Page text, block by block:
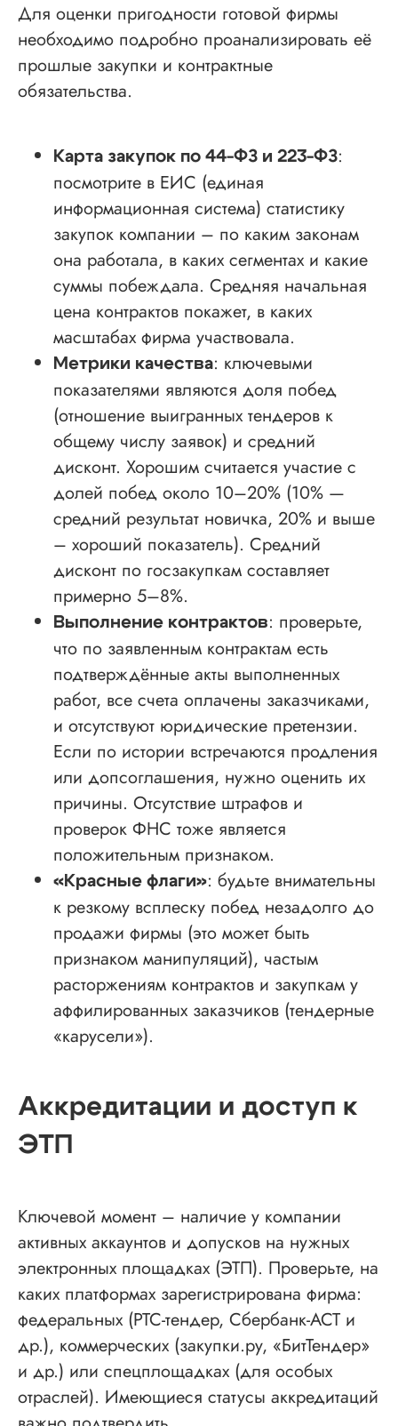
Для оценки пригодности готовой фирмы
необходимо подробно проанализировать её
прошлые закупки и контрактные
обязательства.
Карта закупок по 44-ФЗ и 223-ФЗ:
посмотрите в ЕИС (единая
информационная система) статистику
закупок компании – по каким законам
она работала, в каких сегментах и какие
суммы побеждала. Средняя начальная
цена контрактов покажет, в каких
масштабах фирма участвовала.
Метрики качества: ключевыми
показателями являются доля побед
(отношение выигранных тендеров к
общему числу заявок) и средний
дисконт. Хорошим считается участие с
долей побед около 10–20% (10% —
средний результат новичка, 20% и выше
– хороший показатель). Средний
дисконт по госзакупкам составляет
примерно 5–8%.
Выполнение контрактов: проверьте,
что по заявленным контрактам есть
подтверждённые акты выполненных
работ, все счета оплачены заказчиками,
и отсутствуют юридические претензии.
Если по истории встречаются продления
или допсоглашения, нужно оценить их
причины. Отсутствие штрафов и
проверок ФНС тоже является
положительным признаком.
«Красные флаги»: будьте внимательны
к резкому всплеску побед незадолго до
продажи фирмы (это может быть
признаком манипуляций), частым
расторжениям контрактов и закупкам у
аффилированных заказчиков (тендерные
«карусели»).
Аккредитации и доступ к
ЭТП
Ключевой момент – наличие у компании
активных аккаунтов и допусков на нужных
электронных площадках (ЭТП). Проверьте, на
каких платформах зарегистрирована фирма:
федеральных (РТС-тендер, Сбербанк-АСТ и
др.), коммерческих (закупки.ру, «БитТендер»
и др.) или спецплощадках (для особых
отраслей). Имеющиеся статусы аккредитаций